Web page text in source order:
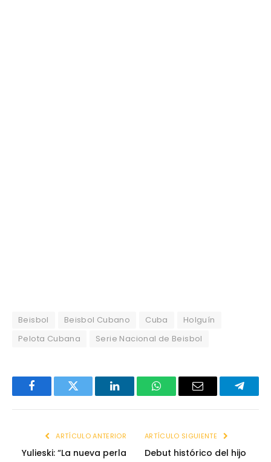
Beisbol Beisbol Cubano Cuba
Holguín
Pelota Cubana
Serie Nacional de Beisbol
FacebookTwitter LinkedInWhatsAppEmail
ARTÍCULO ANTERIOR
Yulieski: “La nueva perla
ARTÍCULO SIGUIENTE
Debut histórico del hijo